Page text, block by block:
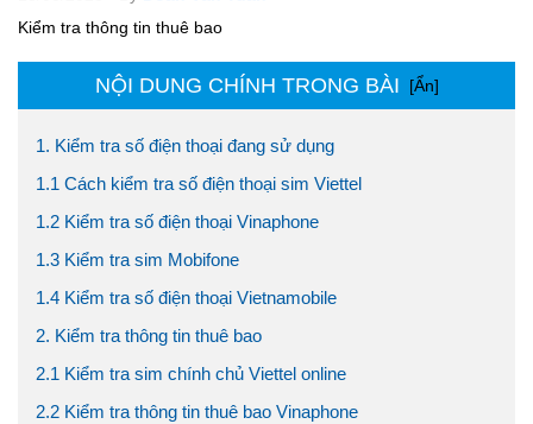
Kiểm tra thông tin thuê bao
NỘI DUNG CHÍNH TRONG BÀI [Ẩn]
1. Kiểm tra số điện thoại đang sử dụng
1.1 Cách kiểm tra số điện thoại sim Viettel
1.2 Kiểm tra số điện thoại Vinaphone
1.3 Kiểm tra sim Mobifone
1.4 Kiểm tra số điện thoại Vietnamobile
2. Kiểm tra thông tin thuê bao
2.1 Kiểm tra sim chính chủ Viettel online
2.2 Kiểm tra thông tin thuê bao Vinaphone